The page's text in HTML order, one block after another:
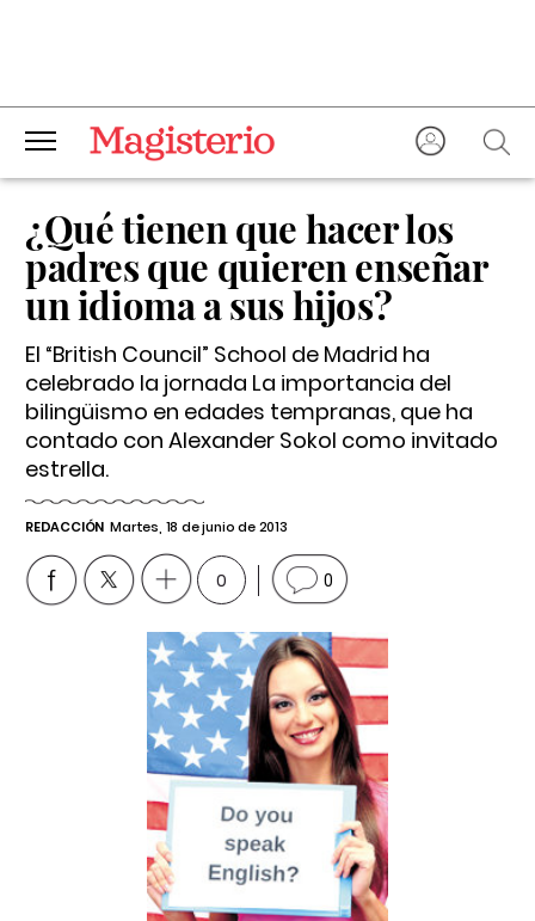
¿Qué tienen que hacer los
padres que quieren enseñar
un idioma a sus hijos?
El “British Council” School de Madrid ha
celebrado la jornada La importancia del
bilingüismo en edades tempranas, que ha
contado con Alexander Sokol como invitado
estrella.
REDACCIÓN Martes, 18 de junio de 2013
0 0